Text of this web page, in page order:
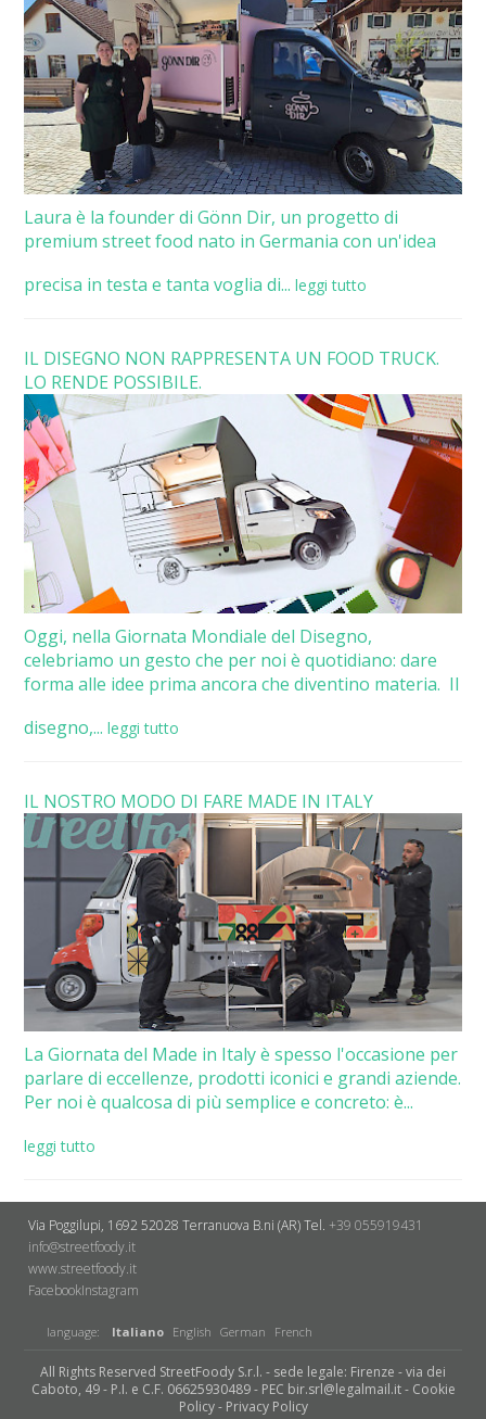
Laura è la founder di Gönn Dir, un progetto di
premium street food nato in Germania con un'idea
precisa in testa e tanta voglia di... leggi tutto
IL DISEGNO NON RAPPRESENTA UN FOOD TRUCK.
LO RENDE POSSIBILE.
Oggi, nella Giornata Mondiale del Disegno,
celebriamo un gesto che per noi è quotidiano: dare
forma alle idee prima ancora che diventino materia. Il
disegno,... leggi tutto
IL NOSTRO MODO DI FARE MADE IN ITALY
La Giornata del Made in Italy è spesso l'occasione per
parlare di eccellenze, prodotti iconici e grandi aziende.
Per noi è qualcosa di più semplice e concreto: è...
leggi tutto
Via Poggilupi, 1692 52028 Terranuova B.ni (AR)Tel. +39 055919431
info@streetfoody.it
www.streetfoody.it
Facebook​Instagram
language: Italiano English German French
All Rights Reserved StreetFoody S.r.l. - sede legale: Firenze - via dei
Caboto, 49 - P.I. e C.F. 06625930489 - PEC bir.srl@legalmail.it - Cookie
Policy- Privacy Policy